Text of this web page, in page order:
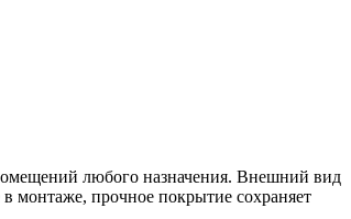
любого назначения. Внешний вид
монтаже, прочное покрытие сохраняет